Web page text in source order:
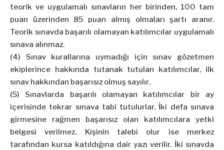
teorik ve uygulamalı sınavların her birinden, 100 tam
puan üzerinden 85 puan almış olmaları şartı aranır.
Teorik sınavda başarılı olamayan katılımcılar uygulamalı
sınava alınmaz.
(4) Sınav kurallarına uymadığı için sınav gözetmen
ekiplerince hakkında tutanak tutulan katılımcılar, ilk
sınav hakkından başarısız olmuş sayılır.
(5) Sınavlarda başarılı olamayan katılımcılar bir ay
içerisinde tekrar sınava tabi tutulurlar. İki defa sınava
girmesine rağmen başarısız olan katılımcılara yetki
belgesi verilmez. Kişinin talebi olur ise merkez
tarafından kursa katıldığına dair yazı verilir. İki sınavda